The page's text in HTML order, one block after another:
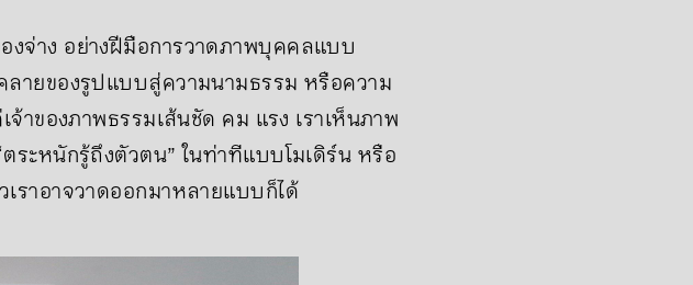
งจ่าง อย่างฝีมือการวาดภาพบุคคลแบบ
ลายของรูปแบบสู่ความนามธรรม หรือความ
าของภาพธรรมเส้นชัด คม แรง เราเห็นภาพ
ระหนักรู้ถึงตัวตน” ในท่าทีแบบโมเดิร์น หรือ
ราอาจวาดออกมาหลายแบบก็ได้